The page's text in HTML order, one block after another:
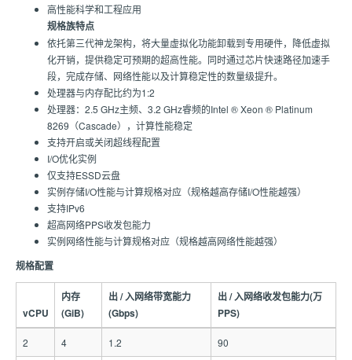
高性能科学和工程应用
规格族特点
依托第三代神龙架构，将大量虚拟化功能卸载到专用硬件，降低虚拟
化开销，提供稳定可预期的超高性能。同时通过芯片快速路径加速手
段，完成存储、网络性能以及计算稳定性的数量级提升。
处理器与内存配比约为1:2
处理器：2.5 GHz主频、3.2 GHz睿频的Intel ® Xeon ® Platinum
8269（Cascade），计算性能稳定
支持开启或关闭超线程配置
I/O优化实例
仅支持ESSD云盘
实例存储I/O性能与计算规格对应（规格越高存储I/O性能越强）
支持IPv6
超高网络PPS收发包能力
实例网络性能与计算规格对应（规格越高网络性能越强）
规格配置
vCPU
内存
(GiB)
出 / 入网络带宽能力
(Gbps)
出 / 入网络收发包能力(万
PPS)
2 4 1.2 90